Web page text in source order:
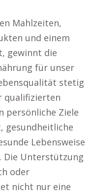
Mahlzeiten,
und einem
gewinnt die
für unser
stetig
qualifizierten
persönliche Ziele
gesundheitliche
Lebensweise
Die Unterstützung
oder
nicht nur eine